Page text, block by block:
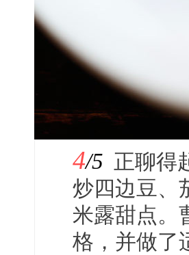
4/5 正聊得
炒四边豆、
米露甜点。
格，并做了